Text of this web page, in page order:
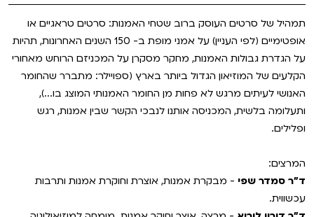
לילדים ולכל המשפחה
הקרנות על פופים
מועדון אנגלית לקטנטנים
מועדון אנגלית לכל המשפחה
שלישי בשלייקס
מחווה לג'ון קסאווטס
סיפורי קיץ
מחווה לקסבייה דולאן
סינמטק קאלט על הגג 2026
אירועים מיוחדים
ההזמנות שלי
VOD
ENG
תמהיל של סרטים העוסק ברוב שטחי האמנות: סרטים טראגיים או
אופטימיים (לפי העניין) על אמני מופת ב- 150 השנים האחרונות, תהיות
על הגדרת גבולות האמנות, מחקר מסקרן על המכניזם הרוחש מאחורי
הקלעים של המוזיאון הגדול ביותר בארץ (ספויילר: מתברר שהחומר
האנושי לעיתים מרגש לא פחות מן החומר האמנותי המוצג בו...),
ותעלומה בלשית, המכניסה אותנו לנבכי הקשר שבין אמנות, רגש
ופלילים.
המרצים:
ד"ר סמדר שפי - מבקרת אמנות, אוצרת וחוקרת אמנות ותרבות
עכשווית.